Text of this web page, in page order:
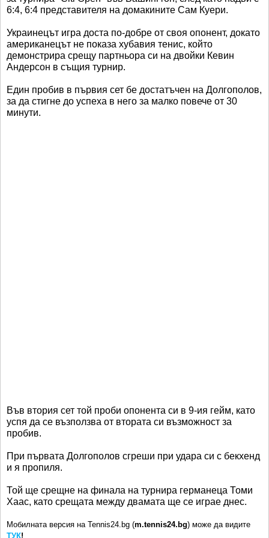
6:4, 6:4 представителя на домакините Сам Куери.
Украинецът игра доста по-добре от своя опонент, докато
американецът не показа хубавия тенис, който
демонстрира срещу партньора си на двойки Кевин
Андерсон в същия турнир.
Един пробив в първия сет бе достатъчен на Долгополов,
за да стигне до успеха в него за малко повече от 30
минути.
Във втория сет той проби опонента си в 9-ия гейм, като
успя да се възползва от втората си възможност за
пробив.
При първата Долгополов сгреши при удара си с бекхенд
и я пропиля.
Той ще срещне на финала на турнира германеца Томи
Хаас, като срещата между двамата ще се играе днес.
Мобилната версия на Tennis24.bg (m.tennis24.bg) може да видите
ТУК!